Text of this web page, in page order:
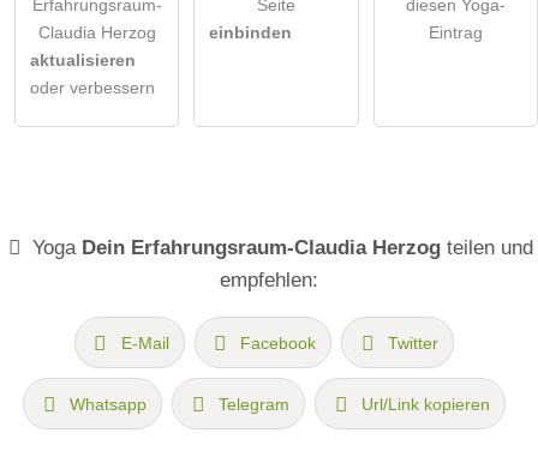
Erfahrungsraum-
Claudia Herzog
aktualisieren
oder verbessern
Seite
einbinden
diesen Yoga-
Eintrag
Yoga Dein Erfahrungsraum-Claudia Herzog teilen und
empfehlen:
E-Mail Facebook Twitter
Whatsapp Telegram Url/Link kopieren